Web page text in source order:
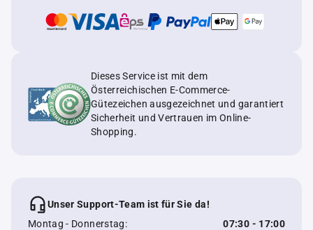
Dieses Service ist mit dem
Österreichischen E-Commerce-
Gütezeichen ausgezeichnet und garantiert
Sicherheit und Vertrauen im Online-
Shopping.
Unser Support-Team ist für Sie da!
Montag - Donnerstag:
07:30 - 17:00